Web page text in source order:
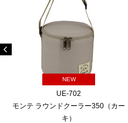
NEW
UE-702
モンテ ラウンドクーラー350（カー
キ）